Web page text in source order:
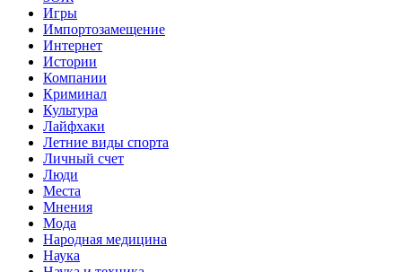
Игры
Импортозамещение
Интернет
Истории
Компании
Криминал
Культура
Лайфхаки
Летние виды спорта
Личный счет
Люди
Места
Мнения
Мода
Народная медицина
Наука